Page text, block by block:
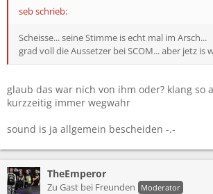
seb schrieb:
Scheisse... seine Stimme is echt mal im Arsch...
grad voll die Aussetzer bei SCOM... aber jetz is
glaub das war nich von ihm oder? klang so
kurzzeitig immer wegwahr
sound is ja allgemein bescheiden -.-
TheEmperor
Zu Gast bei Freunden Moderator